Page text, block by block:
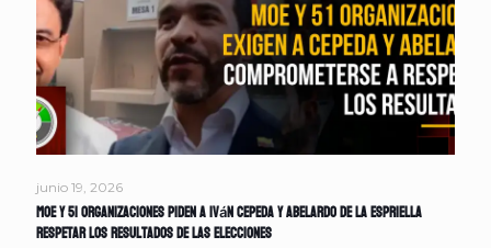
junio 19, 2026
MOE y 51 organizaciones piden a Iván Cepeda y Abelardo de la Espriella
respetar los resultados de las elecciones